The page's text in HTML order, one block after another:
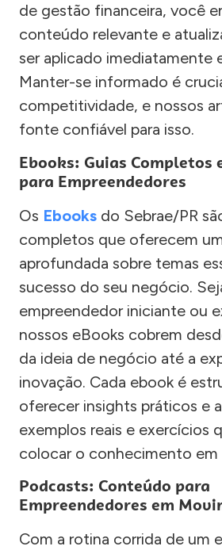
de gestão financeira, você
conteúdo relevante e
ser aplicado imediatamente
Manter-se informado é
competitividade, e nossos
fonte confiável para isso.
Ebooks: Guias Completos
para Empreendedores
Os Ebooks do Sebrae/PR
completos que oferecem
aprofundada sobre temas
sucesso do seu negócio.
empreendedor iniciante ou
nossos eBooks cobrem
da ideia de negócio até a
inovação. Cada ebook é
oferecer insights práticos e
exemplos reais e exercícios
colocar o conhecimento em
Podcasts: Conteúdo para
Empreendedores em
Com a rotina corrida de um